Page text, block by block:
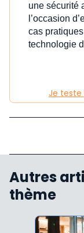
une sécurité
l’occasion
cas
technologie
Je
Autres
thème